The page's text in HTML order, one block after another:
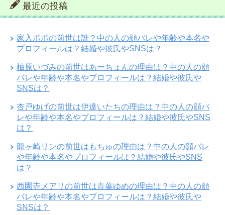
最近の投稿
家入ポポの前世は誰？中の人の顔バレや年齢や本名や
プロフィールは？結婚や彼氏やSNSは？
柚原いづみの前世はあーちょんの理由は？中の人の顔
バレや年齢や本名やプロフィールは？結婚や彼氏や
SNSは？
杏戸ゆげの前世は伊達いたちの理由は？中の人の顔バ
レや年齢や本名やプロフィールは？結婚や彼氏やSNS
は？
龍ヶ崎リンの前世はもちゅの理由は？中の人の顔バレ
や年齢や本名やプロフィールは？結婚や彼氏やSNS
は？
西園寺メアリの前世は青葉ゆめの理由は？中の人の顔
バレや年齢や本名やプロフィールは？結婚や彼氏や
SNSは？